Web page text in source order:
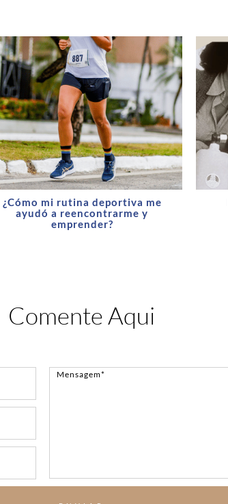
¿Cómo mi rutina deportiva me
ayudó a reencontrarme y
emprender?
Comente Aqui